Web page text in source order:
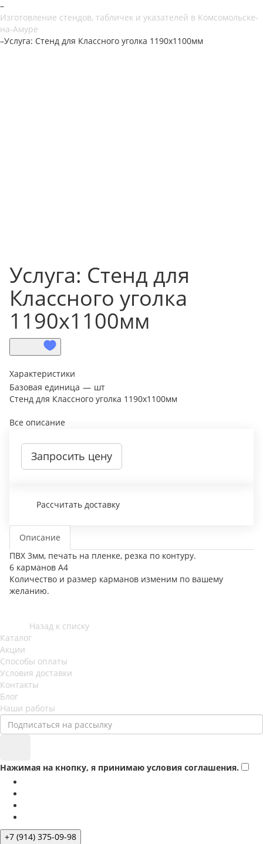
–
Изготовление стендов, табличек и указателей в Комсомольске-
на-Амуре
–Услуга: Стенд для Классного уголка 1190х1100мм
Услуга: Стенд для
Классного уголка
1190х1100мм
Характеристики
Базовая единица — шт
Стенд для Классного уголка 1190х1100мм
Все описание
Запросить цену
Рассчитать доставку
Описание
ПВХ 3мм, печать на пленке, резка по контуру.
6 карманов А4
Количество и размер карманов изменим по вашему
желанию.
Назад к списку
Каталог
Акции
Способы оплаты
Условия доставки
Контакты
Блог
Наши работы
Нажимая на кнопку, я принимаю условия соглашения.
+7 (914) 375-09-98